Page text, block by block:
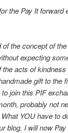
the Pay It forward
the concept of
expecting
acts of
gift to the
join this PIF
probably not
YOU have to
blog. I will now